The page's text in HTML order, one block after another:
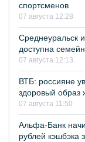
спортсменов
07 августа 12:28
Среднеуральск
доступна
07 августа 12:13
ВТБ: россияне
здоровый образ
07 августа 11:50
Альфа-Банк
рублей кэшбэка